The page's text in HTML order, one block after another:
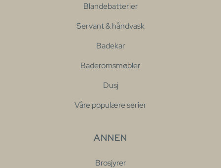
Blandebatterier
Servant & håndvask
Badekar
Baderomsmøbler
Dusj
Våre populære serier
ANNEN
Brosjyrer